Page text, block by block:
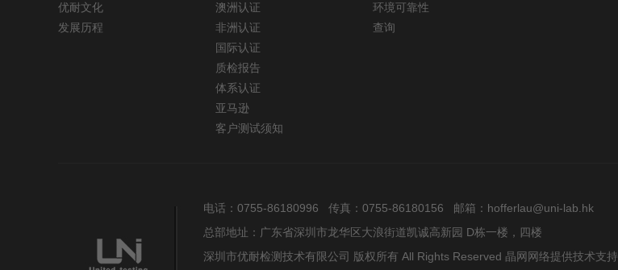
优耐文化
发展历程
澳洲认证
非洲认证
国际认证
质检报告
体系认证
亚马逊
客户测试须知
环境可靠性
查询
电话：0755-86180996 传真：0755-86180156 邮箱：hofferlau@uni-lab.hk
总部地址：广东省深圳市龙华区大浪街道凯诚高新园 D栋一楼，四楼
深圳市优耐检测技术有限公司 版权所有 All Rights Reserved 晶网网络提供技术支持